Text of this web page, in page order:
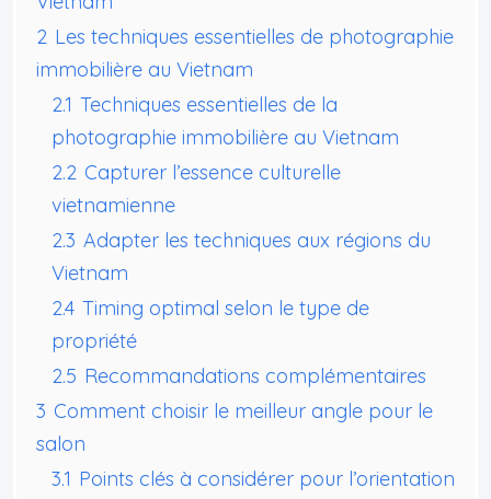
2 Les techniques essentielles de photographie
immobilière au Vietnam
2.1 Techniques essentielles de la
photographie immobilière au Vietnam
2.2 Capturer l’essence culturelle
vietnamienne
2.3 Adapter les techniques aux régions du
Vietnam
2.4 Timing optimal selon le type de
propriété
2.5 Recommandations complémentaires
3 Comment choisir le meilleur angle pour le
salon
3.1 Points clés à considérer pour l’orientation